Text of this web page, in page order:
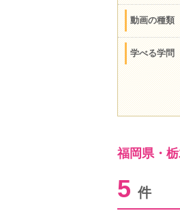
動画の種類
学べる学問
福岡県・
5 件